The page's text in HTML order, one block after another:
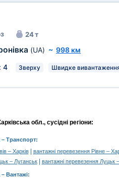
24 т
(UA) ~ 998 км
4 Зверху Швидке
обл., сусідні регіони:
– Транспорт:
– Харків|
вантажні перевезення Рівне –
– Луганськ| вантажні перевезення Луцьк
– Вантажі: